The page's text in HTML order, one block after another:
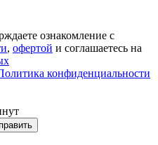
ознакомление с
, офертой и соглашаетесь на
конфиденциальности